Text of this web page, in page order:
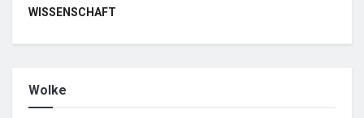
WISSENSCHAFT
Wolke